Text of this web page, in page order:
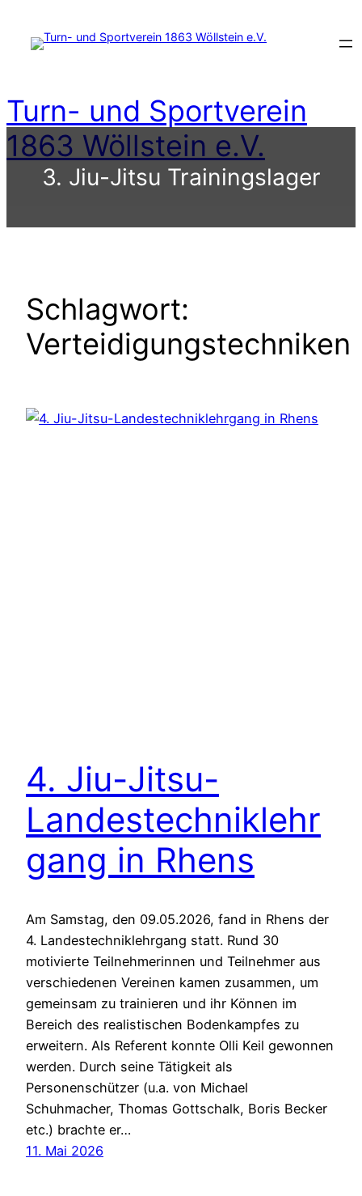
Inhalt
Turn- und Sportverein
1863 Wöllstein e.V.
3. Jiu-Jitsu Trainingslager
Schlagwort:
Verteidigungstechniken
4. Jiu-Jitsu-
Landestechniklehr
gang in Rhens
Am Samstag, den 09.05.2026, fand in Rhens der
4. Landestechniklehrgang statt. Rund 30
motivierte Teilnehmerinnen und Teilnehmer aus
verschiedenen Vereinen kamen zusammen, um
gemeinsam zu trainieren und ihr Können im
Bereich des realistischen Bodenkampfes zu
erweitern. Als Referent konnte Olli Keil gewonnen
werden. Durch seine Tätigkeit als
Personenschützer (u.a. von Michael
Schuhmacher, Thomas Gottschalk, Boris Becker
etc.) brachte er…
11. Mai 2026